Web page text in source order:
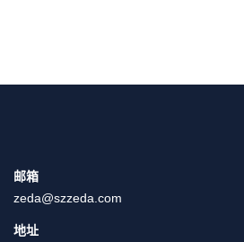
邮箱
zeda@szzeda.com
地址